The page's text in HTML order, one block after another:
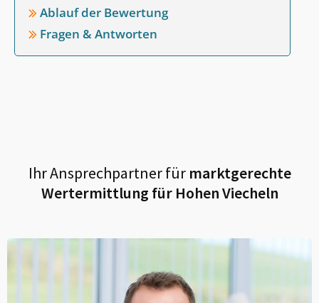
Ablauf der Bewertung
Fragen & Antworten
Ihr Ansprechpartner fürmarktgerechte
Wertermittlung für Hohen Viecheln